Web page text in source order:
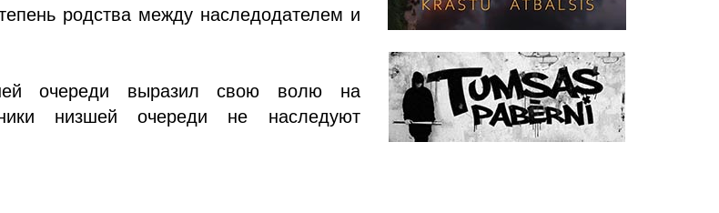
родства между наследодателем и
очереди выразил свою волю на
низшей очереди не наследуют